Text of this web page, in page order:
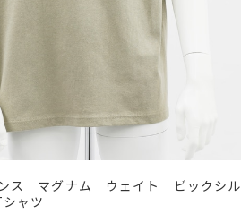
ス マグナム ウェイト ビックシル
ャツ